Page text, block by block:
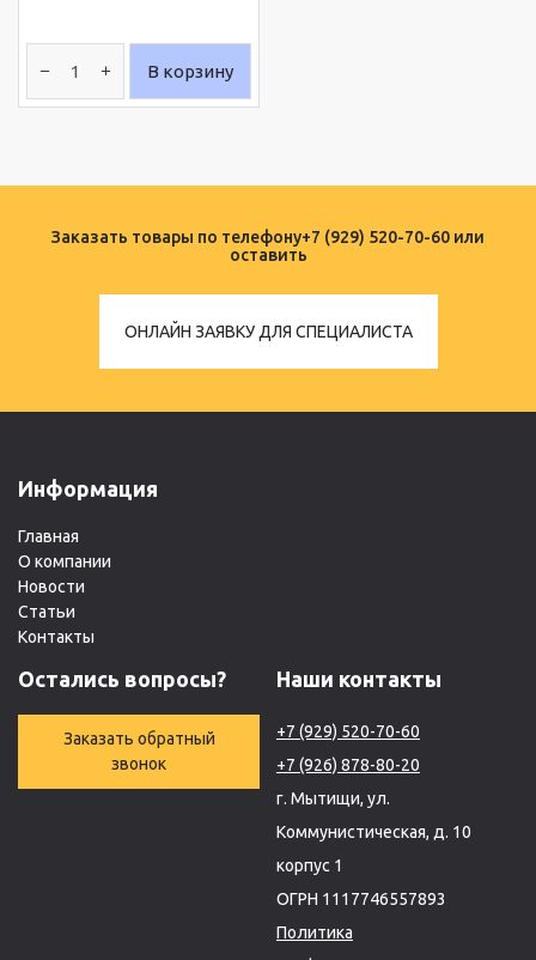
В корзину
Заказать товары по телефону+7 (929) 520-70-60 или
оставить
ОНЛАЙН ЗАЯВКУ ДЛЯ СПЕЦИАЛИСТА
Информация
Главная
О компании
Новости
Статьи
Контакты
Остались вопросы?
Заказать обратный
звонок
Наши контакты
+7 (929) 520-70-60
+7 (926) 878-80-20
г. Мытищи, ул.
Коммунистическая, д. 10
корпус 1
ОГРН 1117746557893
Политика